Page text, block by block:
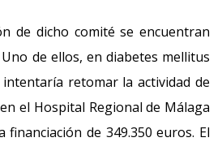
de dicho comité se encuentran
de ellos, en diabetes mellitus
retomar la actividad de
el Hospital Regional de Málaga
financiación de 349.350 euros. El